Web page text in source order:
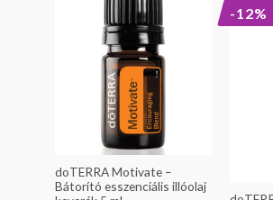
doTERRA Motivate –
Bátorító esszenciális illóolaj
-12%